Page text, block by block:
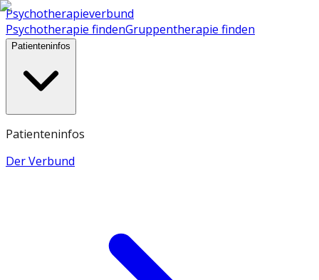
Psychotherapieverbund
Psychotherapie findenGruppentherapie finden
Patienteninfos
Patienteninfos
Der Verbund